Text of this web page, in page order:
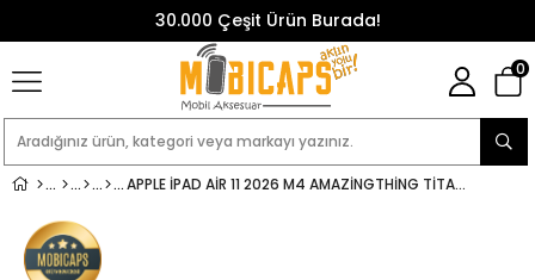
30.000 Çeşit Ürün Burada!
0
APPLE IPAD AIR 11 2026 M4 AMAZINGTHING TITAN MAX SERISI KATLANABILIR STANDLI KILIF